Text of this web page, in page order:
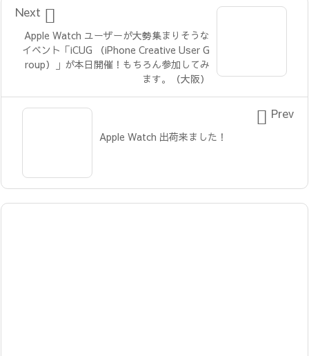
Apple Watch ユーザーが大勢集まりそうな
イベント「iCUG （iPhone Creative User G
roup）」が本日開催！もちろん参加してみ
ます。（大阪）

Next
Apple Watch 出荷来ました！
 Prev